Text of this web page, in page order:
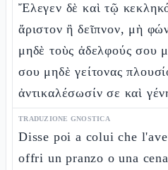
Ἔλεγεν δὲ καὶ τῷ
ἄριστον ἢ δεῖπνον, μὴ
μηδὲ τοὺς ἀδελφούς σου
σου μηδὲ γείτονας
ἀντικαλέσωσίν σε καὶ
TRADUZIONE GNOSTICA
Disse poi a colui che
offri un pranzo o una